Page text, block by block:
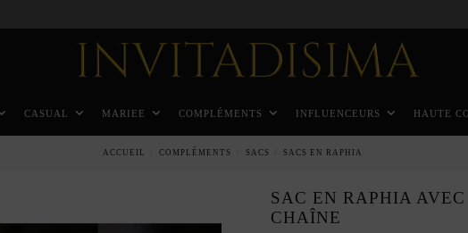
CASUAL MARIEE COMPLÉMENTS INFLUENCEURS HAUTE
ACCUEIL COMPLÉMENTS SACS SACS EN RAPHIA
SAC EN RAPHIA
CHAÎNE